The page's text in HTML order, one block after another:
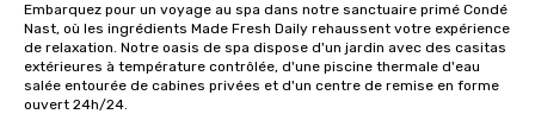
Embarquez pour un voyage au spa dans notre sanctuaire primé Condé
Nast, où les ingrédients Made Fresh Daily rehaussent votre expérience
de relaxation. Notre oasis de spa dispose d'un jardin avec des casitas
extérieures à température contrôlée, d'une piscine thermale d'eau
salée entourée de cabines privées et d'un centre de remise en forme
ouvert 24h/24.